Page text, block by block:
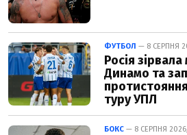
ФУТБОЛ — 8 СЕРПНЯ
Росія
Динамо та
туру УПЛ
БОКС — 8 СЕРПНЯ